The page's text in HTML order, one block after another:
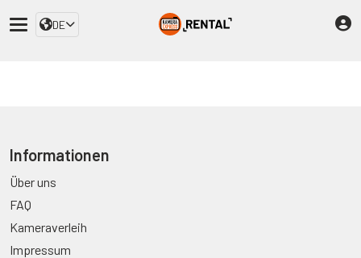
DE
Informationen
Über uns
FAQ
Kameraverleih
Impressum